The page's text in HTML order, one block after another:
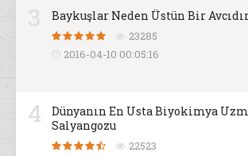
Baykuşlar Neden Üstün Bir
23285
2016-04-10 00:05:16
4
Dünyanın En Usta Biyokimya
Salyangozu
22523